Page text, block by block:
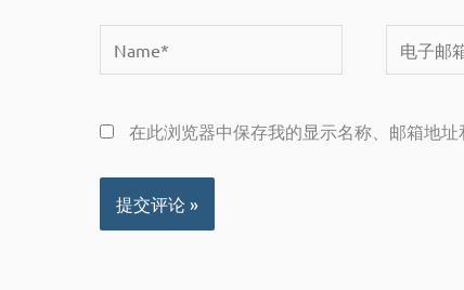
子
箱
在此浏览器中保存我的显示名称、邮箱地址